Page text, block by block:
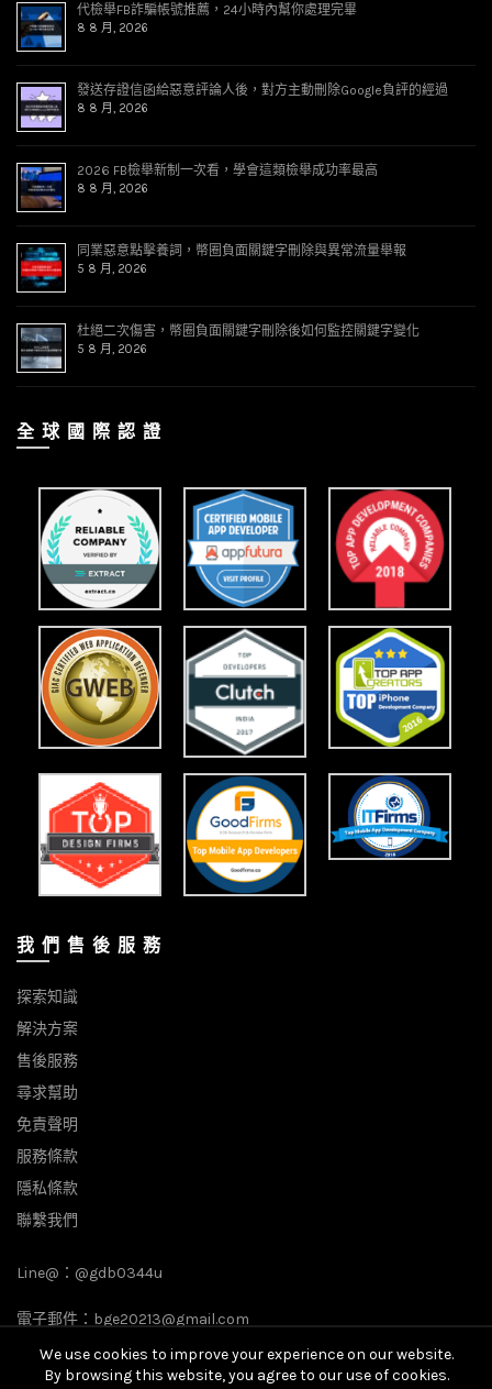
代檢舉FB詐騙帳號推薦，24小時內幫你處理完畢
8 8 月, 2026
發送存證信函給惡意評論人後，對方主動刪除Google負評的經過
8 8 月, 2026
2026 FB檢舉新制一次看，學會這類檢舉成功率最高
8 8 月, 2026
同業惡意點擊養詞，幣圈負面關鍵字刪除與異常流量舉報
5 8 月, 2026
杜絕二次傷害，幣圈負面關鍵字刪除後如何監控關鍵字變化
5 8 月, 2026
全 球 國 際 認 證
我 們 售 後 服 務
探索知識
解決方案
售後服務
尋求幫助
免責聲明
服務條款
隱私條款
聯繫我們
Line@： @gdb0344u
電子郵件： bge20213@gmail.com
We use cookies to improve your experience on our website.
By browsing this website, you agree to our use of cookies.